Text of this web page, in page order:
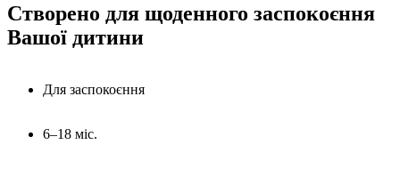
Створено для щоденного заспокоєння
Вашої дитини
Для заспокоєння
6–18 міс.